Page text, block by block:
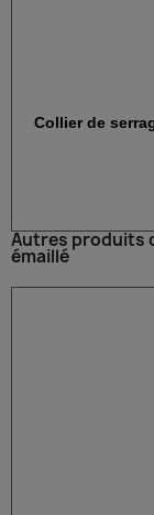
Collier de
Autres produits
émaillé